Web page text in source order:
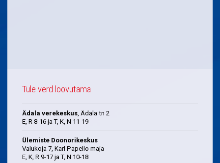
Tule verd loovutama
Ädala verekeskus, Ädala tn 2
E, R 8-16 ja T, K, N 11-19
Ülemiste Doonorikeskus
Valukoja 7, Karl Papello maja
E, K, R 9-17 ja T, N 10-18